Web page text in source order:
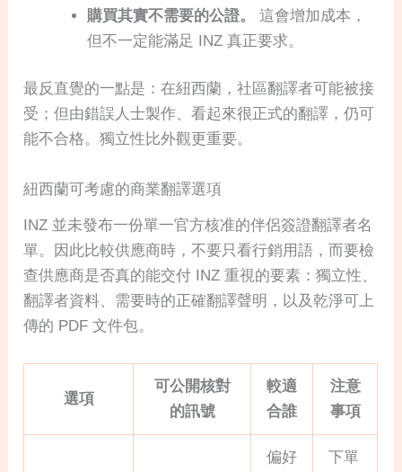
購買其實不需要的公證。
這會增加成本，
但不一定能滿足 INZ 真正要求。
最反直覺的一點是：在紐西蘭，社區翻譯者可能被接
受；但由錯誤人士製作、看起來很正式的翻譯，仍可
能不合格。獨立性比外觀更重要。
紐西蘭可考慮的商業翻譯選項
INZ 並未發布一份單一官方核准的伴侶簽證翻譯者名
單。因此比較供應商時，不要只看行銷用語，而要檢
查供應商是否真的能交付 INZ 重視的要素：獨立性、
翻譯者資料、需要時的正確翻譯聲明，以及乾淨可上
傳的 PDF 文件包。
選項
可公開核對
的訊號
較適
合誰
注意
事項
偏好
下單